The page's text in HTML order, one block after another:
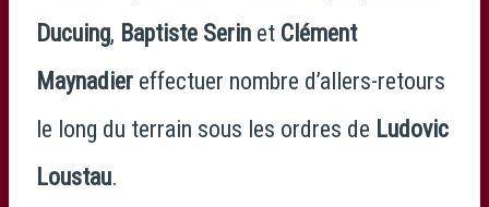
Ducuing, Baptiste Serin et Clément
Maynadier effectuer nombre d’allers-retours
le long du terrain sous les ordres de Ludovic
Loustau.